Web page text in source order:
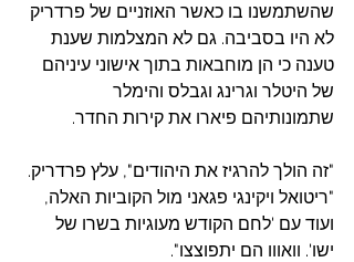
שהשתמשנו בו כאשר האוזניים של פרדריק
לא היו בסביבה. גם לא המצלמות שענת
טענה כי הן מוחבאות בתוך אישוני עיניהם
של היטלר וגרינג וגבלס והימלר
שתמונותיהם פיארו את קירות החדר.
"זה הולך להרגיז את היהודים", עלץ פרדריק.
"ריטואל ויקינגי פגאני מול הקוביות האלה,
ועוד עם 'לחם הקודש מעוגיות בשרו של
ישו'. וואווו הם יתפוצצו".